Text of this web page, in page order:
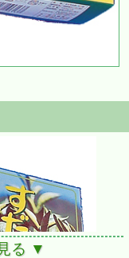
る ▼